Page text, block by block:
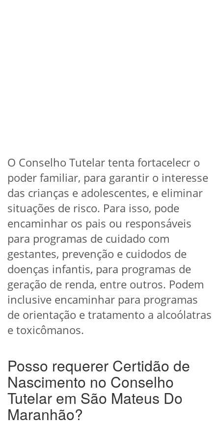
O Conselho Tutelar tenta fortacelecr o
poder familiar, para garantir o interesse
das crianças e adolescentes, e eliminar
situações de risco. Para isso, pode
encaminhar os pais ou responsáveis
para programas de cuidado com
gestantes, prevenção e cuidodos de
doenças infantis, para programas de
geração de renda, entre outros. Podem
inclusive encaminhar para programas
de orientação e tratamento a alcoólatras
e toxicômanos.
Posso requerer Certidão de
Nascimento no Conselho
Tutelar em São Mateus Do
Maranhão?